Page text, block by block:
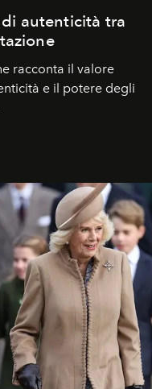
di autenticità tra
racconta il valore
e il potere degli